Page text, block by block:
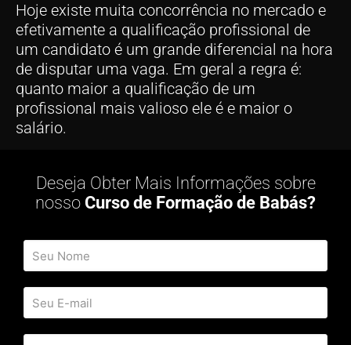
Hoje existe muita concorrência no mercado e
efetivamente a qualificação profissional de
um candidato é um grande diferencial na hora
de disputar uma vaga. Em geral a regra é:
quanto maior a qualificação de um
profissional mais valioso ele é e maior o
salário.
Deseja Obter Mais Informações sobre
nosso Curso de Formação de Babás?